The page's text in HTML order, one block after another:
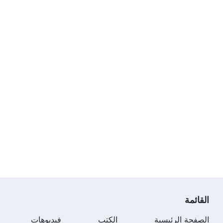
القائمة
الصفحة الرئيسية الكتب فيديوهات